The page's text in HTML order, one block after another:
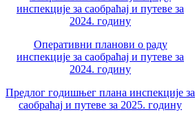
инспекције за саобраћај и путеве за
2024. годину
Оперативни планови о раду
инспекције за саобраћај и путеве за
2024. годину
Предлог годишњег плана инспекције за
саобраћај и путеве за 2025. годину